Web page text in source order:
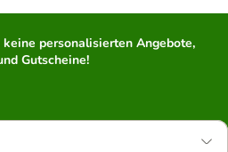
keine personalisierten Angebote,
Gutscheine!